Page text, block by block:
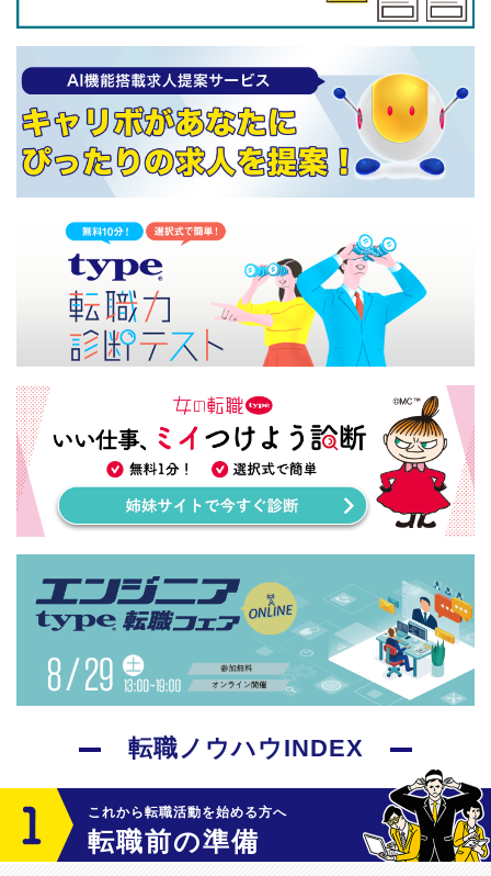
転職ノウハウINDEX
これから転職活動を始める方へ
転職前の準備